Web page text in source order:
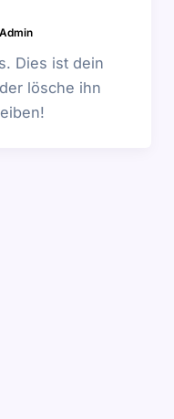
Dies ist dein
lösche ihn